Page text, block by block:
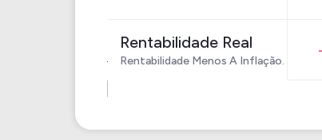
Rentabilidade Real
Rentabilidade Menos A Inflação.